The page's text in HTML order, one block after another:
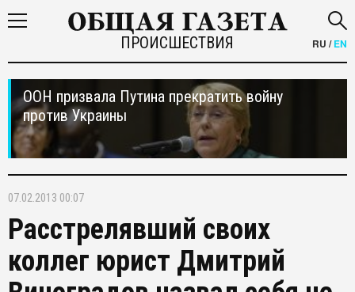
ПРОИСШЕСТВИЯ RU /EN
ООН призвала Путина прекратить войну
против Украины
07.02.2013 00:07
Расстрелявший своих
коллег юрист Дмитрий